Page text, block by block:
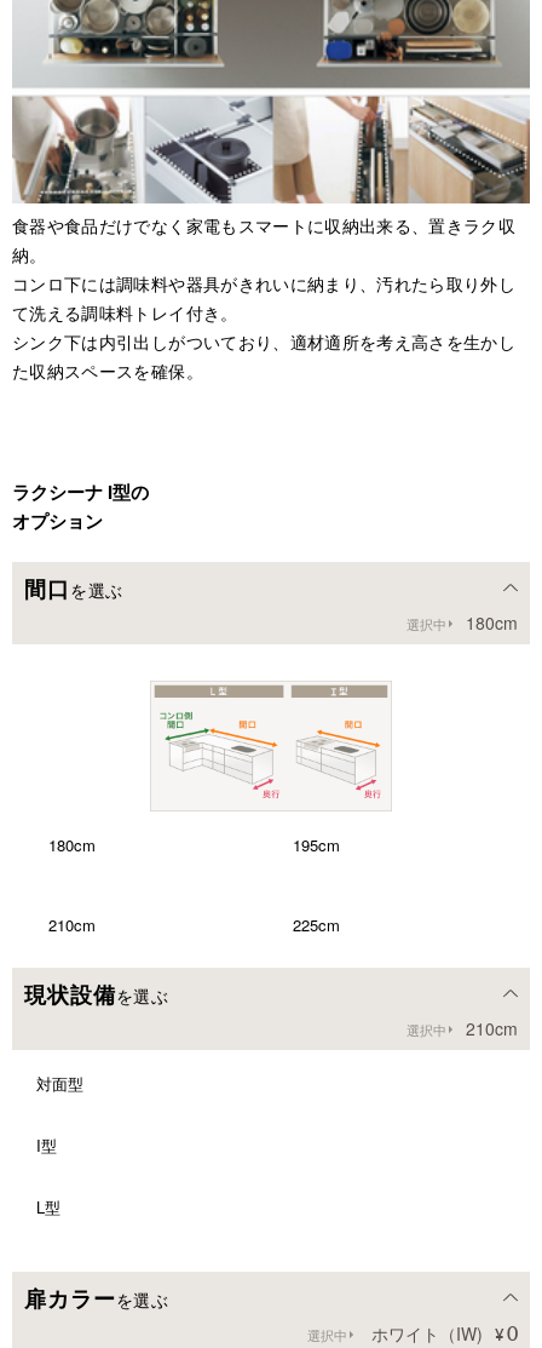
食器や食品だけでなく家電もスマートに収納出来る、置きラク収
納。
コンロ下には調味料や器具がきれいに納まり、汚れたら取り外し
て洗える調味料トレイ付き。
シンク下は内引出しがついており、適材適所を考え高さを生かし
た収納スペースを確保。
ラクシーナ I型の
オプション
間口 を選ぶ
選択中 180cm
180cm 195cm
210cm 225cm
240cm
260cm
現状設備を選ぶ
選択中 210cm
対面型
I型
L型
扉カラーを選ぶ
選択中 ホワイト（IW) 0